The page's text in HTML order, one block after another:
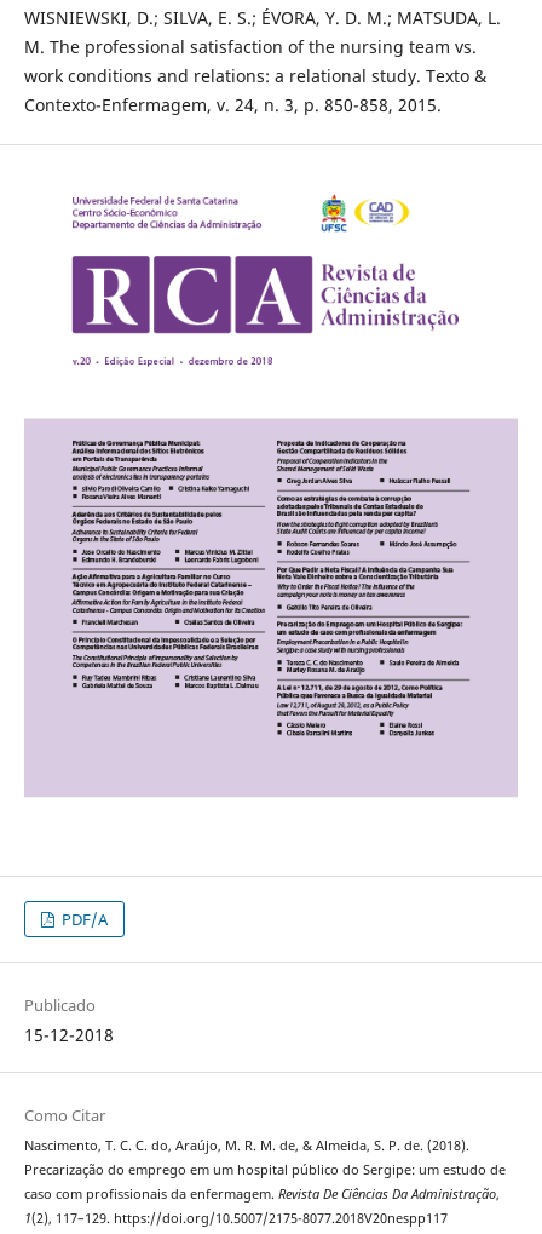
WISNIEWSKI, D.; SILVA, E. S.; ÉVORA, Y. D. M.; MATSUDA, L.
M. The professional satisfaction of the nursing team vs.
work conditions and relations: a relational study. Texto &
Contexto-Enfermagem, v. 24, n. 3, p. 850-858, 2015.
PDF/A
Publicado
15-12-2018
Como Citar
Nascimento, T. C. C. do, Araújo, M. R. M. de, & Almeida, S. P. de. (2018).
Precarização do emprego em um hospital público do Sergipe: um estudo de
caso com profissionais da enfermagem. Revista De Ciências Da Administração,
1(2), 117–129. https://doi.org/10.5007/2175-8077.2018V20nespp117